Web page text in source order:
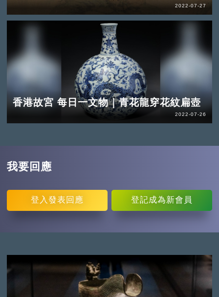
2022-07-27
香港故宮 每日一文物｜青花龍穿花紋扁壺
2022-07-26
我要回應
登入 發表回應 登記成為新會員